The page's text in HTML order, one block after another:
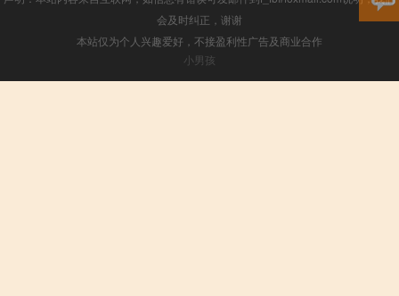
会及时纠正，谢谢
本站仅为个人兴趣爱好，不接盈利性广告及商业合作
小男孩